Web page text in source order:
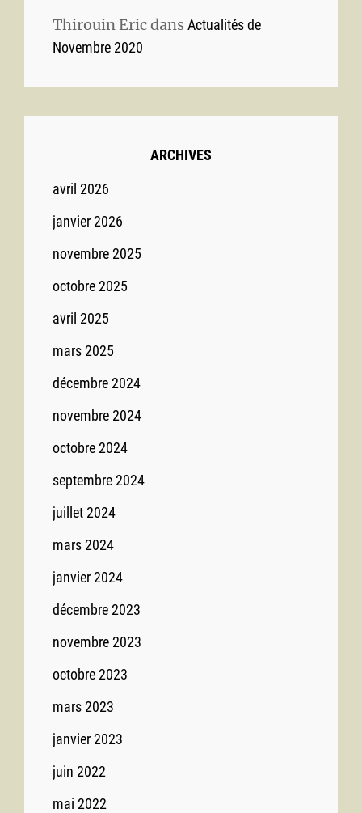
Thirouin EricdansActualités de
Novembre 2020
ARCHIVES
avril 2026
janvier 2026
novembre 2025
octobre 2025
avril 2025
mars 2025
décembre 2024
novembre 2024
octobre 2024
septembre 2024
juillet 2024
mars 2024
janvier 2024
décembre 2023
novembre 2023
octobre 2023
mars 2023
janvier 2023
juin 2022
mai 2022